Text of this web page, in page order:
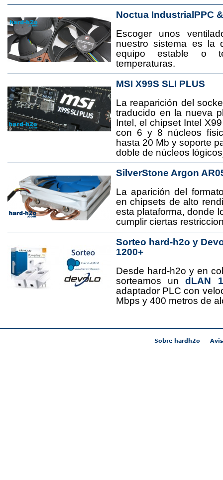
Noctua IndustrialPPC
Escoger unos
nuestro sistema es la
equipo estable o
temperaturas.
MSI X99S SLI PLUS
La reaparición del
traducido en la nueva
Intel, el chipset Intel
con 6 y 8 núcleos
hasta 20 Mb y soporte
doble de núcleos
SilverStone Argon
La aparición del
en chipsets de alto
esta plataforma, donde
cumplir ciertas
Sorteo hard-h2o y
1200+
Desde hard-h2o y en
sorteamos undLAN
adaptador PLC con
Mbps y 400 metros de
Sobre hardh2o